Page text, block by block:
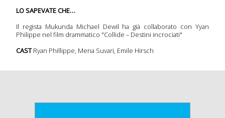
LO SAPEVATE CHE…
Il regista Mukunda Michael Dewil ha già collaborato con Yyan
Philippe nel film drammatico "Collide – Destini incrociati"
CASTRyan Phillippe, Mena Suvari, Emile Hirsch